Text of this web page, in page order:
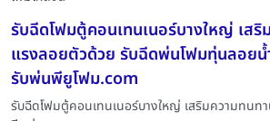
รับฉีดโฟมตู้คอนเทนเนอร์บางใหญ่ เสริ
แรงลอยตัวด้วย รับฉีดพ่นโฟมทุ่นลอยน้
รับพ่นพียูโฟม.com
รับฉีดโฟมตู้คอนเทนเนอร์บางใหญ่ เสริมความทนท